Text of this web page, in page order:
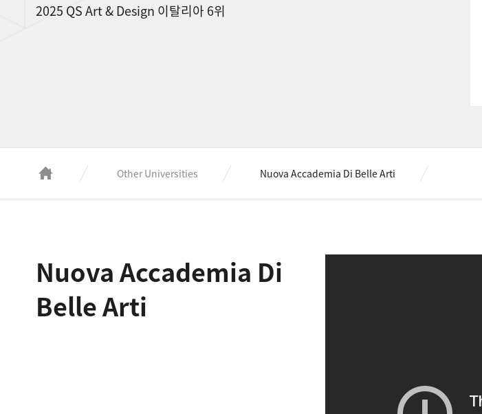
2025 QS Art & Design 이탈리아 6위
Other Universities Nuova Accademia Di Belle Arti
Nuova Accademia Di
Belle Arti